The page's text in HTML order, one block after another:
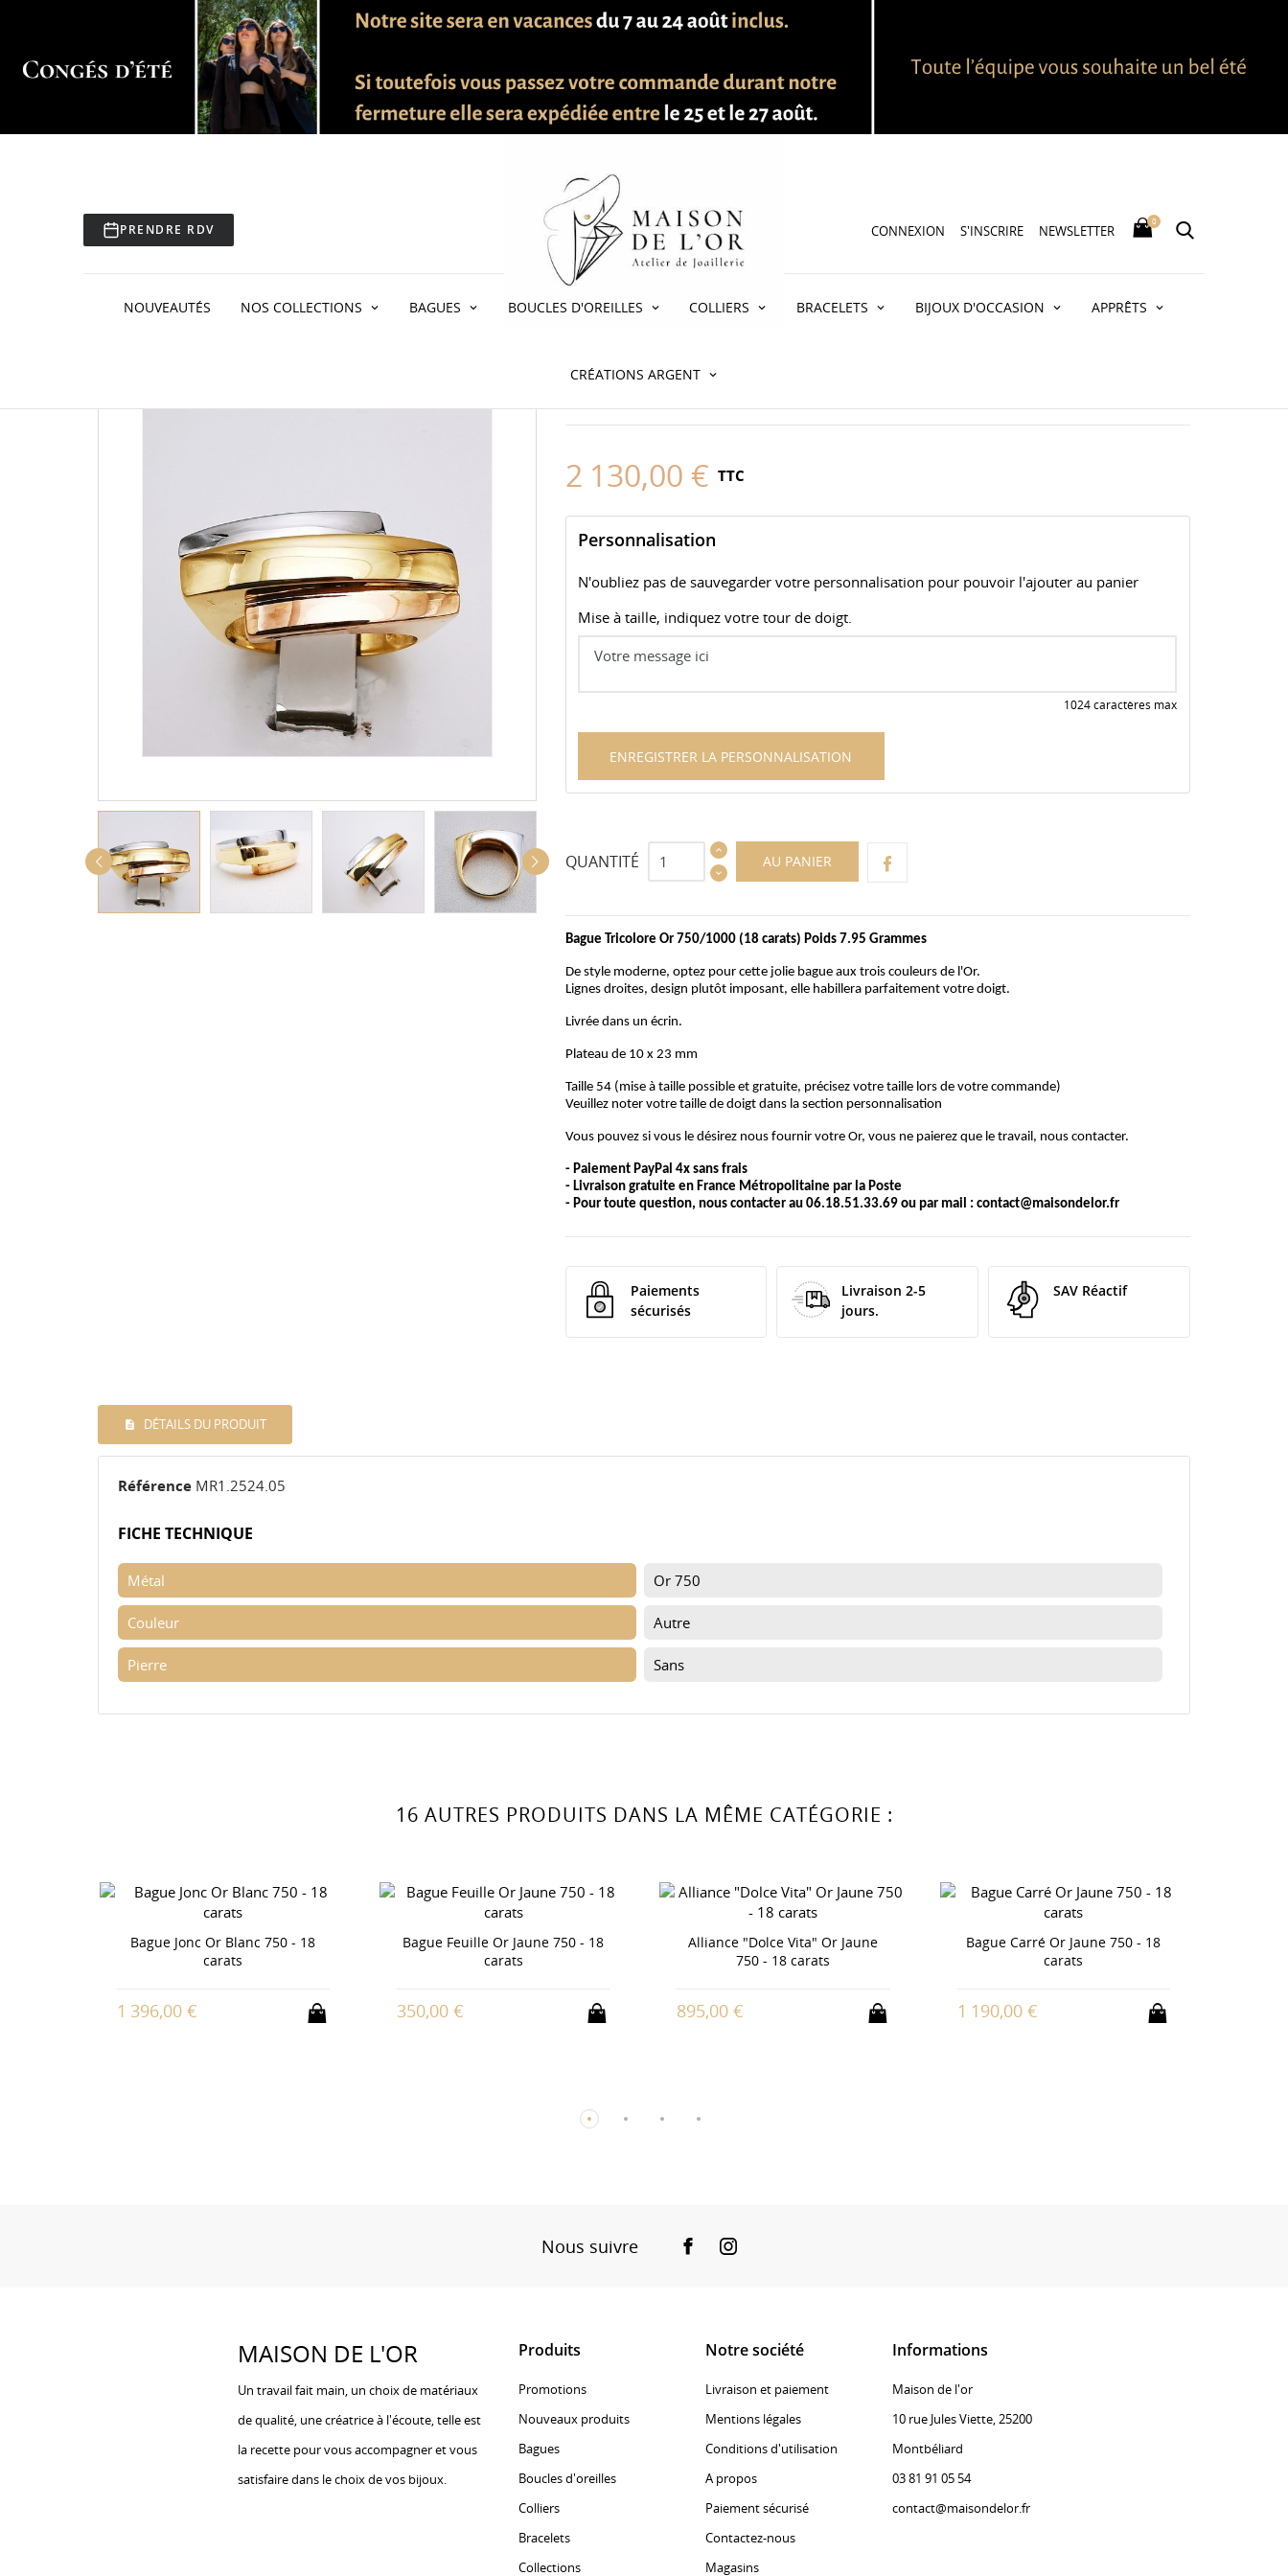
PRENDRE RDV CONNEXION S'INSCRIRE NEWSLETTER
0
NOUVEAUTÉS NOS COLLECTIONS BAGUES BOUCLES D'OREILLES COLLIERS BRACELETS BIJOUX D'OCCASION APPRÊTS
CRÉATIONS ARGENT
Accueil Bagues Bagues sans pierres Bague Tricolore Or 750 - 18 carats
BAGUE TRICOLORE OR 750 - 18 CARATS
2 130,00 € TTC
Personnalisation
N'oubliez pas de sauvegarder votre personnalisation pour pouvoir l'ajouter au panier
Mise à taille, indiquez votre tour de doigt.
1024 caractères max
ENREGISTRER LA PERSONNALISATION
QUANTITÉ AU PANIER
Bague Tricolore Or 750/1000 (18 carats) Poids 7.95 Grammes
De style moderne, optez pour cette jolie bague aux trois couleurs de l'Or.
Lignes droites, design plutôt imposant, elle habillera parfaitement votre doigt.
Livrée dans un écrin.
Plateau de 10 x 23 mm
Taille 54 (mise à taille possible et gratuite, précisez votre taille lors de votre commande)
Veuillez noter votre taille de doigt dans la section personnalisation
Vous pouvez si vous le désirez nous fournir votre Or, vous ne paierez que le travail, nous contacter.
- Paiement PayPal 4x sans frais
- Livraison gratuite en France Métropolitaine par la Poste
- Pour toute question, nous contacter au 06.18.51.33.69 ou par mail : contact@maisondelor.fr
Paiements
sécurisés
Livraison 2-5
jours.
SAV Réactif
DÉTAILS DU PRODUIT
Référence MR1.2524.05
FICHE TECHNIQUE
Métal Or 750
Couleur Autre
Pierre Sans
16 AUTRES PRODUITS DANS LA MÊME CATÉGORIE :
Bague Jonc Or Blanc 750 - 18
carats
1 396,00 €
Bague Feuille Or Jaune 750 - 18
carats
350,00 €
Alliance "Dolce Vita" Or Jaune
750 - 18 carats
895,00 €
Bague Carré Or Jaune 750 - 18
carats
1 190,00 €
Nous suivre FacebookInstagram
MAISON DE L'OR
Un travail fait main, un choix de matériaux
de qualité, une créatrice à l'écoute, telle est
la recette pour vous accompagner et vous
satisfaire dans le choix de vos bijoux.
Produits
Promotions
Nouveaux produits
Bagues
Boucles d'oreilles
Colliers
Bracelets
Collections
Notre société
Livraison et paiement
Mentions légales
Conditions d'utilisation
A propos
Paiement sécurisé
Contactez-nous
Magasins
Informations
Maison de l'or
10 rue Jules Viette, 25200
Montbéliard
03 81 91 05 54
contact@maisondelor.fr